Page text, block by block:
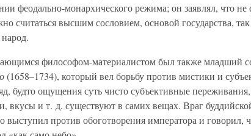
феодально-монархического режима; он заявлял, что не
считаться высшим сословием, основой государства,
народ.
философом-материалистом был также младший
(1658–1734), который вел борьбу против мистики и
будто ощущения суть чисто субъективные
вкусы и т. д. существуют в самих вещах. Враг
выступил против обоготворения императора и говорил,